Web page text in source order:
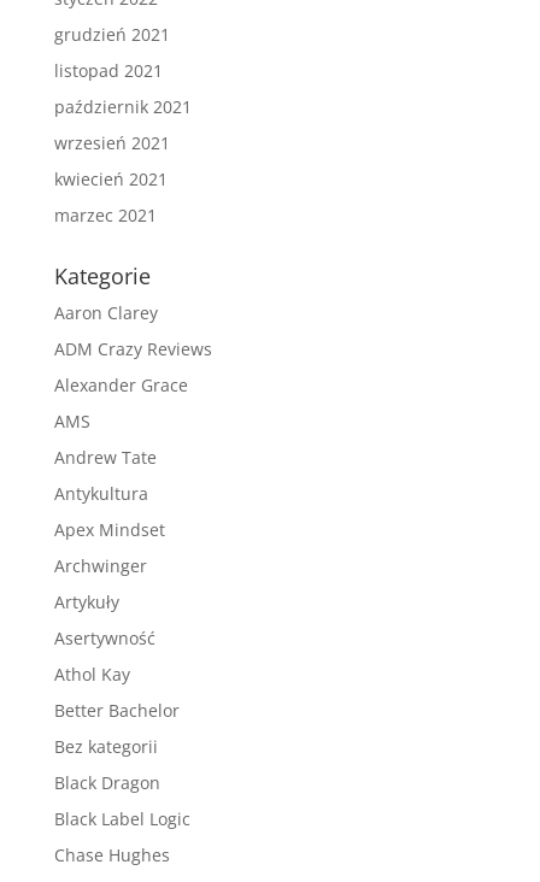
grudzień 2021
listopad 2021
październik 2021
wrzesień 2021
kwiecień 2021
marzec 2021
Kategorie
Aaron Clarey
ADM Crazy Reviews
Alexander Grace
AMS
Andrew Tate
Antykultura
Apex Mindset
Archwinger
Artykuły
Asertywność
Athol Kay
Better Bachelor
Bez kategorii
Black Dragon
Black Label Logic
Chase Hughes